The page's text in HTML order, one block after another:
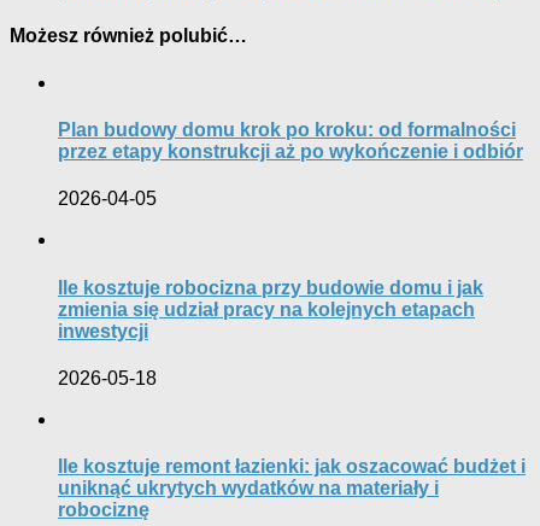
Możesz również polubić…
Plan budowy domu krok po kroku: od formalności
przez etapy konstrukcji aż po wykończenie i odbiór
2026-04-05
Ile kosztuje robocizna przy budowie domu i jak
zmienia się udział pracy na kolejnych etapach
inwestycji
2026-05-18
Ile kosztuje remont łazienki: jak oszacować budżet i
uniknąć ukrytych wydatków na materiały i
robociznę